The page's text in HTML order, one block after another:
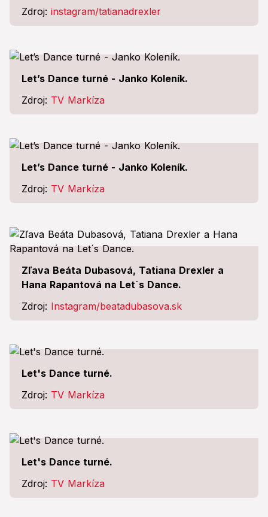
Zdroj: instagram/tatianadrexler
Let’s Dance turné - Janko Koleník.
Zdroj: TV Markíza
Let’s Dance turné - Janko Koleník.
Zdroj: TV Markíza
Zľava Beáta Dubasová, Tatiana Drexler a
Hana Rapantová na Let´s Dance.
Zdroj: Instagram/beatadubasova.sk
Let's Dance turné.
Zdroj: TV Markíza
Let's Dance turné.
Zdroj: TV Markíza